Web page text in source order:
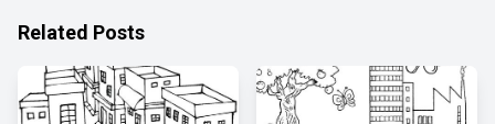
Related Posts